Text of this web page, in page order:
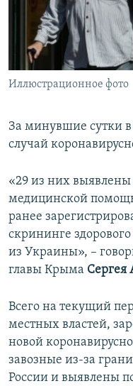
ПОБЕДИТЕЛЕЙ НЕ СУДЯТ?
КРЫМ.НЕПОКОРЕННЫЙ
ELIFBE
УКРАИНСКАЯ ПРОБЛЕМА
ПРИСОЕДИНЯЙТЕСЬ!
Иллюстрационное фото
За минувшие сутки
случай
«29 из них
медицинской
ранее
скрининге
из Украины», –
главы Крыма Сергея
Всего на текущий
местных властей,
новой
завозные из-за
России и выявлены